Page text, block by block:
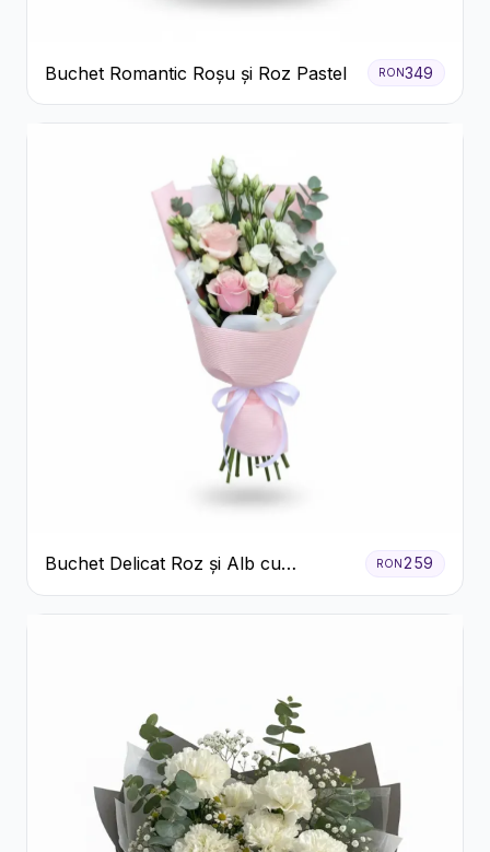
Buchet Romantic Roșu și Roz Pastel RON349
Buchet Delicat Roz și Alb cu
Trandafiri și Lisianthus
RON259